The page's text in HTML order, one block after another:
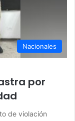
Nacionales
por
de violación